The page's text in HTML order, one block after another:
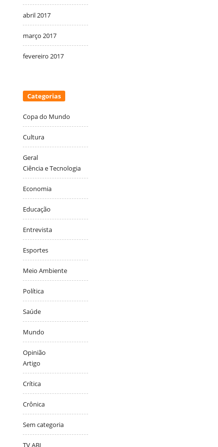
abril 2017
março 2017
fevereiro 2017
Categorias
Copa do Mundo
Cultura
Geral
Ciência e Tecnologia
Economia
Educação
Entrevista
Esportes
Meio Ambiente
Política
Saúde
Mundo
Opinião
Artigo
Crítica
Crônica
Sem categoria
TV ABJ